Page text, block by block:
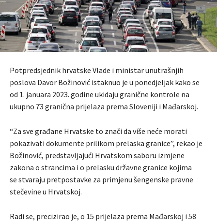
Potpredsjednik hrvatske Vlade i ministar unutrašnjih
poslova Davor Božinović istaknuo je u ponedjeljak kako se
od 1. januara 2023. godine ukidaju granične kontrole na
ukupno 73 granična prijelaza prema Sloveniji i Mađarskoj.
“Za sve građane Hrvatske to znači da više neće morati
pokazivati dokumente prilikom prelaska granice”, rekao je
Božinović, predstavljajući Hrvatskom saboru izmjene
zakona o strancima i o prelasku državne granice kojima
se stvaraju pretpostavke za primjenu šengenske pravne
stečevine u Hrvatskoj.
Radi se, precizirao je, o 15 prijelaza prema Mađarskoj i 58